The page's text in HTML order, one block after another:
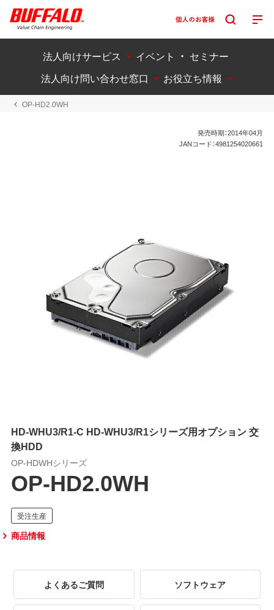
法人向けサービス
イベント ・ セミナー
法人向け問い合わせ窓口
お役立ち情報
OP-HD2.0WH
発売時期：2014年04月
JANコード：4981254020661
HD-WHU3/R1-C HD-WHU3/R1シリーズ用オプション 交
換HDD
OP-HDWHシリーズ
OP-HD2.0WH
商品情報
よくあるご質問 ソフトウェア